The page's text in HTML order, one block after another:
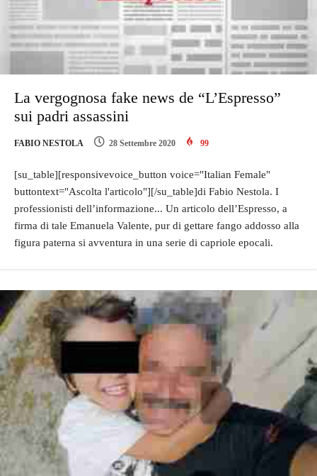
La vergognosa fake news de “L’Espresso”
sui padri assassini
FABIO NESTOLA 28 Settembre 2020 99
[su_table][responsivevoice_button voice="Italian Female"
buttontext="Ascolta l'articolo"][/su_table]di Fabio Nestola. I
professionisti dell’informazione... Un articolo dell’Espresso, a
firma di tale Emanuela Valente, pur di gettare fango addosso alla
figura paterna si avventura in una serie di capriole epocali.